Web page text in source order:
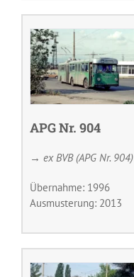
APG Nr. 904
→ ex BVB (APG Nr. 904)
Übernahme: 1996
Ausmusterung: 2013